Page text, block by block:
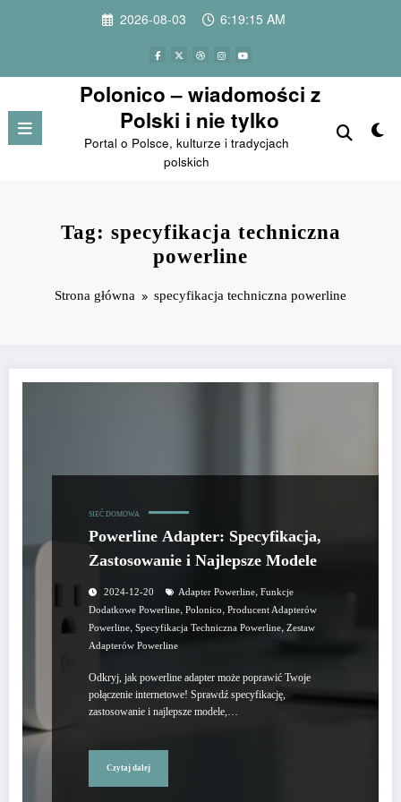
2026-08-03 6:19:15 AM
Polonico – wiadomości z
Polski i nie tylko
Portal o Polsce, kulturze i tradycjach
polskich
Tag: specyfikacja techniczna
powerline
Strona główna specyfikacja techniczna powerline
SIEĆ DOMOWA
Powerline Adapter: Specyfikacja,
Zastosowanie i Najlepsze Modele
2024-12-20 Adapter Powerline, Funkcje
Dodatkowe Powerline, Polonico, Producent Adapterów
Powerline, Specyfikacja Techniczna Powerline, Zestaw
Adapterów Powerline
Odkryj, jak powerline adapter może poprawić Twoje
połączenie internetowe! Sprawdź specyfikację,
zastosowanie i najlepsze modele,…
Czytaj dalej